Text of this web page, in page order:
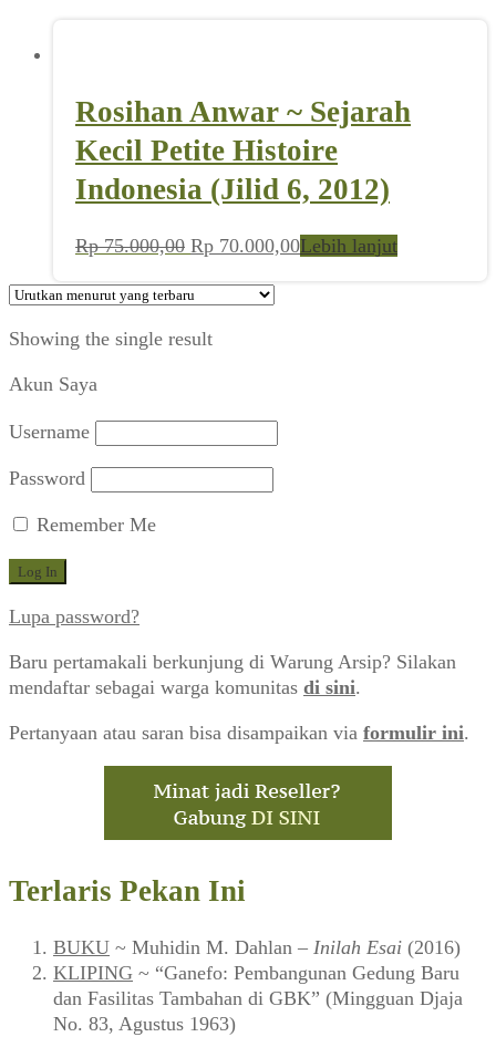
Rosihan Anwar ~ Sejarah
Kecil Petite Histoire
Indonesia (Jilid 6, 2012)
Rp75.000,00 Harga
adalah:
Rp 70.000,00Harga
Lebih lanjut
Showing the single result
Akun Saya
Username
Password
Remember Me
Lupa password?
Baru pertamakali berkunjung di Warung Arsip? Silakan
mendaftar sebagai warga komunitas di sini.
Pertanyaan atau saran bisa disampaikan via formulir ini.
Terlaris Pekan Ini
BUKU ~ Muhidin M. Dahlan – Inilah Esai (2016)
KLIPING ~ “Ganefo: Pembangunan Gedung Baru
dan Fasilitas Tambahan di GBK” (Mingguan Djaja
No. 83, Agustus 1963)